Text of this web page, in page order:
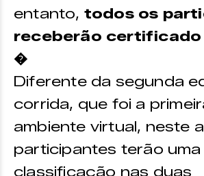
entanto, todos os
receberão
�
Diferente da segunda
corrida, que foi a
ambiente virtual, neste
participantes terão uma
classificação nas duas